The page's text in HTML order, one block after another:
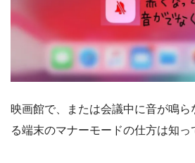
映画館で、または会議中に音が鳴
る端末のマナーモードの仕方は知っ